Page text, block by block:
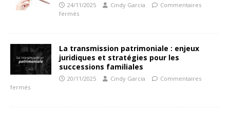
24/11/2025 Cindy Garcia
Commentaires
fermés
La transmission patrimoniale : enjeux
juridiques et stratégies pour les
successions familiales
20/11/2025 Cindy Garcia
Commentaires
fermés